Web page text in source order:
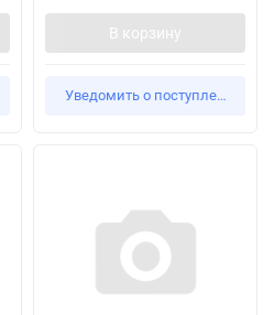
В корзину
Уведомить о поступлении